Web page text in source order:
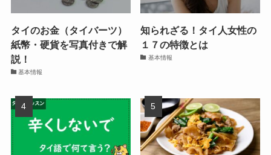
タイのお金（タイバーツ）
紙幣・硬貨を写真付きで解
説！
基本情報
知られざる！タイ人女性の
１７の特徴とは
基本情報